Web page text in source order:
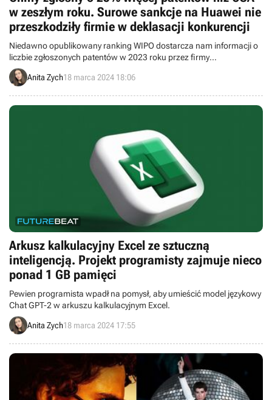
w zeszłym roku. Surowe sankcje na Huawei nie
przeszkodziły firmie w deklasacji konkurencji
Niedawno opublikowany ranking WIPO dostarcza nam informacji o
liczbie zgłoszonych patentów w 2023 roku przez firmy
technologiczne z całego świata.
Anita Zych18 marca 2024 18:06
Arkusz kalkulacyjny Excel ze sztuczną
inteligencją. Projekt programisty zajmuje nieco
ponad 1 GB pamięci
Pewien programista wpadł na pomysł, aby umieścić model językowy
Chat GPT-2 w arkuszu kalkulacyjnym Excel.
Anita Zych18 marca 2024 17:55